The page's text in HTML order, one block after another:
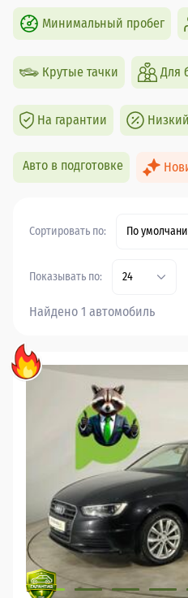
Минимальный пробег
Крутые тачки Для
На гарантии
Авто в подготовке
Сортировать по: По
Показывать по: 24
Найдено 1 автомобиль